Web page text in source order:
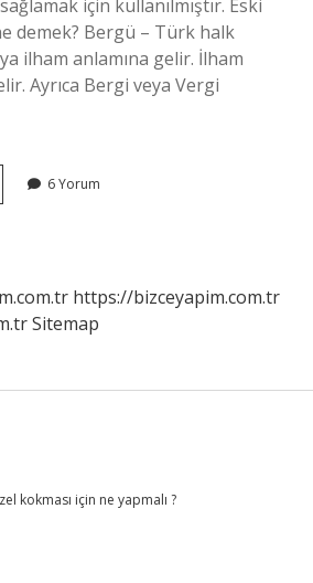
için kullanılmıştır. Eski
demek? Bergü – Türk halk
ilham anlamına gelir. İlham
Ayrıca Bergi veya Vergi
6 Yorum
https://bizceyapim.com.tr
Sitemap
kokması için ne yapmalı ?